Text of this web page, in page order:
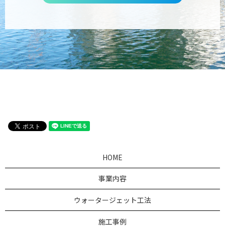
HOME
事業内容
ウォータージェット工法
施工事例